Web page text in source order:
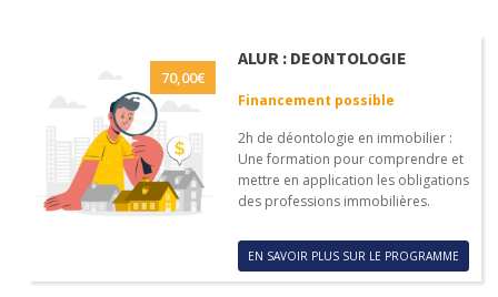
70,00€
ALUR : DEONTOLOGIE
Financement possible
2h de déontologie en immobilier :
Une formation pour comprendre et
mettre en application les obligations
des professions immobilières.
EN SAVOIR PLUS SUR LE PROGRAMME